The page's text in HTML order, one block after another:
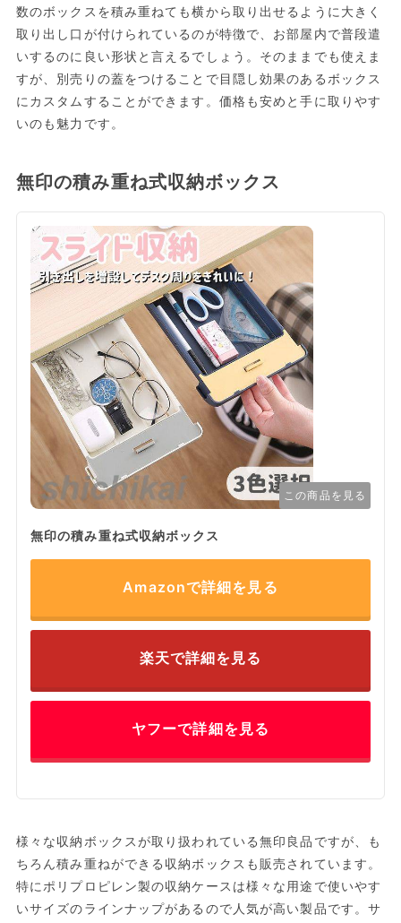
数のボックスを積み重ねても横から取り出せるように大きく
取り出し口が付けられているのが特徴で、お部屋内で普段遣
いするのに良い形状と言えるでしょう。そのままでも使えま
すが、別売りの蓋をつけることで目隠し効果のあるボックス
にカスタムすることができます。価格も安めと手に取りやす
いのも魅力です。
無印の積み重ね式収納ボックス
この商品を見る
無印の積み重ね式収納ボックス
Amazonで詳細を見る
楽天で詳細を見る
ヤフーで詳細を見る
様々な収納ボックスが取り扱われている無印良品ですが、も
ちろん積み重ねができる収納ボックスも販売されています。
特にポリプロピレン製の収納ケースは様々な用途で使いやす
いサイズのラインナップがあるので人気が高い製品です。サ